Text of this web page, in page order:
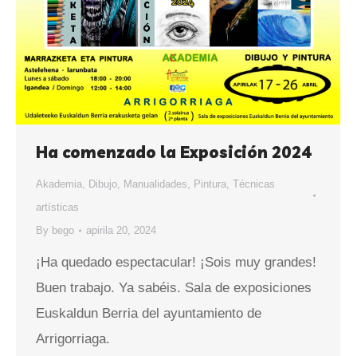
Ha comenzado la Exposición 2024
Akademia, Dibujo, Manualidades, Pintura, Técnicas
artísticas
By bego apirila 20, 2024
¡Ha quedado espectacular! ¡Sois muy grandes!
Buen trabajo. Ya sabéis. Sala de exposiciones
Euskaldun Berria del ayuntamiento de
Arrigorriaga.